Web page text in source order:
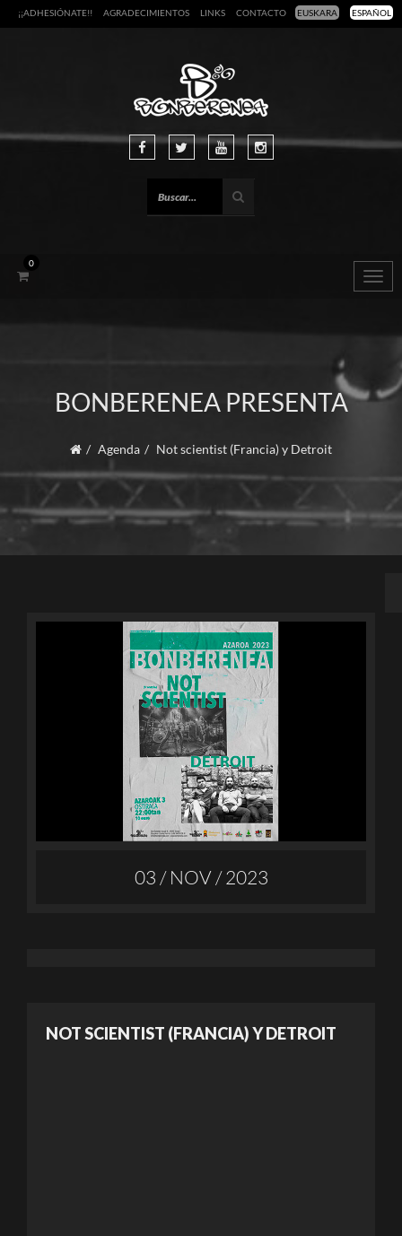
EUSKARA ESPAÑOL
¡¡ADHESIÓNATE!! AGRADECIMIENTOS LINKS CONTACTO
0
BONBERENEA PRESENTA
Agenda Not scientist (Francia) y Detroit
03 / NOV / 2023
NOT SCIENTIST (FRANCIA) Y DETROIT